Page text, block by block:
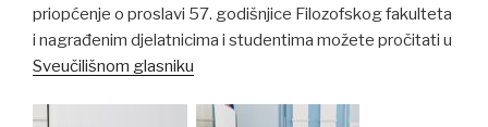
priopćenje o proslavi 57. godišnjice Filozofskog fakulteta
i nagrađenim djelatnicima i studentima možete pročitati u
Sveučilišnom glasniku